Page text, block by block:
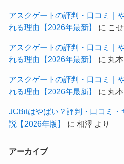
アスクゲートの評判・口コミ｜
れる理由【2026年最新】
に こ
アスクゲートの評判・口コミ｜
れる理由【2026年最新】
に 丸
アスクゲートの評判・口コミ｜
れる理由【2026年最新】
に 丸
JOBitはやばい？評判・口コミ
説【2026年版】
に 相澤より
アーカイブ